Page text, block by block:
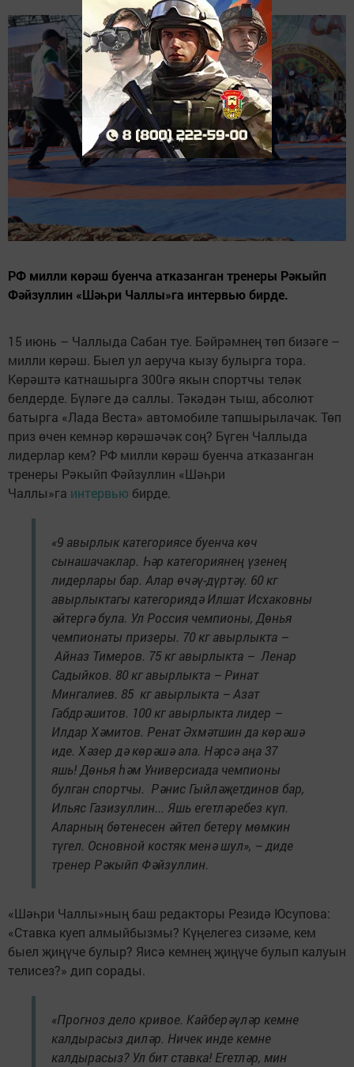
РФ милли көрәш буенча атказанган тренеры Рәкыйп
Фәйзуллин «Шәһри Чаллы»га интервью бирде.
15 июнь – Чаллыда Сабан туе. Бәйрәмнең төп бизәге –
милли көрәш. Быел ул аеруча кызу булырга тора.
Көрәштә катнашырга 300гә якын спортчы теләк
белдерде. Бүләге дә саллы. Тәкәдән тыш, абсолют
батырга «Лада Веста» автомобиле тапшырылачак. Төп
приз өчен кемнәр көрәшәчәк соң? Бүген Чаллыда
лидерлар кем? РФ милли көрәш буенча атказанган
тренеры Рәкыйп Фәйзуллин «Шәһри
Чаллы»га интервью бирде.
«9 авырлык категориясе буенча көч
сынашачаклар. Һәр категориянең үзенең
лидерлары бар. Алар өчәү-дүртәү. 60 кг
авырлыктагы категориядә Илшат Исхаковны
әйтергә була. Ул Россия чемпионы, Дөнья
чемпионаты призеры. 70 кг авырлыкта –
Айназ Тимеров. 75 кг авырлыкта – Ленар
Садыйков. 80 кг авырлыкта – Ринат
Мингалиев. 85 кг авырлыкта – Азат
Габдрәшитов. 100 кг авырлыкта лидер –
Илдар Хәмитов. Ренат Әхмәтшин да көрәшә
иде. Хәзер дә көрәшә ала. Нәрсә аңа 37
яшь! Дөнья һәм Универсиада чемпионы
булган спортчы. Рәнис Гыйләҗетдинов бар,
Ильяс Газизуллин... Яшь егетләребез күп.
Аларның бөтенесен әйтеп бетерү мөмкин
түгел. Основной костяк менә шул», – диде
тренер Рәкыйп Фәйзуллин.
«Шәһри Чаллы»ның баш редакторы Резидә Юсупова:
«Ставка куеп алмыйбызмы? Күңелегез сизәме, кем
быел җиңүче булыр? Яисә кемнең җиңүче булып калуын
телисез?» дип сорады.
«Прогноз дело кривое. Кайберәүләр кемне
калдырасыз диләр. Ничек инде кемне
калдырасыз? Ул бит ставка! Егетләр, мин